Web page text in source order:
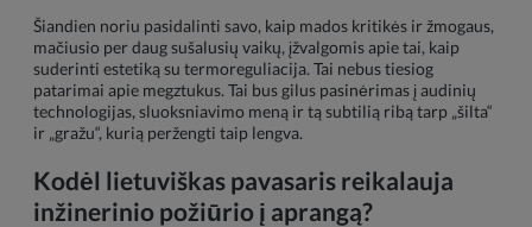
Šiandien noriu pasidalinti savo, kaip mados kritikės ir žmogaus,
mačiusio per daug sušalusių vaikų, įžvalgomis apie tai, kaip
suderinti estetiką su termoreguliacija. Tai nebus tiesiog
patarimai apie megztukus. Tai bus gilus pasinėrimas į audinių
technologijas, sluoksniavimo meną ir tą subtilią ribą tarp „šilta“
ir „gražu“, kurią peržengti taip lengva.
Kodėl lietuviškas pavasaris reikalauja
inžinerinio požiūrio į aprangą?